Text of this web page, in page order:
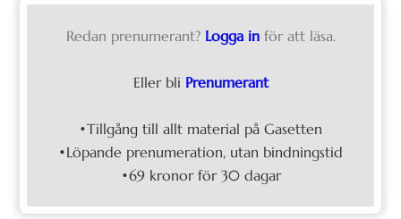
Redan prenumerant? Logga in för att läsa.
Eller bli Prenumerant
•Tillgång till allt material på Gasetten
•Löpande prenumeration, utan bindningstid
•69 kronor för 30 dagar